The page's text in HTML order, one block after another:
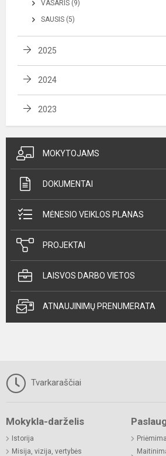
VASARIS (9)
SAUSIS (5)
2025
2024
2023
MOKYTOJAMS
DOKUMENTAI
MĖNESIO VEIKLOS PLANAS
PROJEKTAI
LAISVOS DARBO VIETOS
ATNAUJINIMŲ PRENUMERATA
Tvarkaraščiai
Mokykla-darželis
Istorija
Misija, vizija, vertybės